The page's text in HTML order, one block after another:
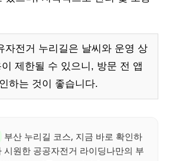
자전거 누리길은 날씨와 운영 상
제한될 수 있으니, 방문 전 앱
하는 것이 좋습니다.
부산 누리길 코스, 지금 바로 확인하
시원한 공공자전거 라이딩나만의 부